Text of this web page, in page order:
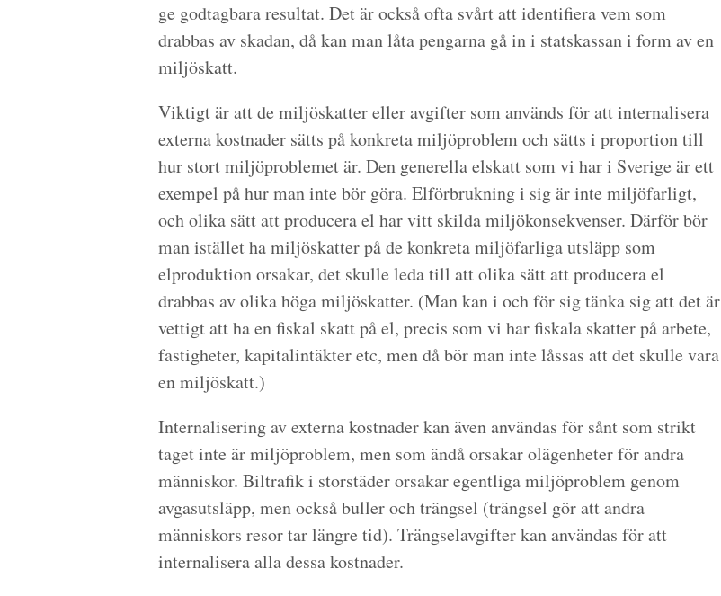
ge godtagbara resultat. Det är också ofta svårt att identifiera vem som
drabbas av skadan, då kan man låta pengarna gå in i statskassan i form av en
miljöskatt.
Viktigt är att de miljöskatter eller avgifter som används för att internalisera
externa kostnader sätts på konkreta miljöproblem och sätts i proportion till
hur stort miljöproblemet är. Den generella elskatt som vi har i Sverige är ett
exempel på hur man inte bör göra. Elförbrukning i sig är inte miljöfarligt,
och olika sätt att producera el har vitt skilda miljökonsekvenser. Därför bör
man istället ha miljöskatter på de konkreta miljöfarliga utsläpp som
elproduktion orsakar, det skulle leda till att olika sätt att producera el
drabbas av olika höga miljöskatter. (Man kan i och för sig tänka sig att det är
vettigt att ha en fiskal skatt på el, precis som vi har fiskala skatter på arbete,
fastigheter, kapitalintäkter etc, men då bör man inte låssas att det skulle vara
en miljöskatt.)
Internalisering av externa kostnader kan även användas för sånt som strikt
taget inte är miljöproblem, men som ändå orsakar olägenheter för andra
människor. Biltrafik i storstäder orsakar egentliga miljöproblem genom
avgasutsläpp, men också buller och trängsel (trängsel gör att andra
människors resor tar längre tid). Trängselavgifter kan användas för att
internalisera alla dessa kostnader.